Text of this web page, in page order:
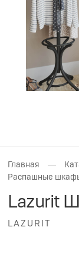
Главная —
Распашные
Lazurit
LAZURIT